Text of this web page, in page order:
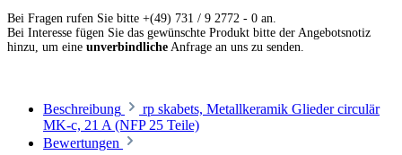
Bei Fragen rufen Sie bitte +(49) 731 / 9 2772 - 0 an.
Bei Interesse fügen Sie das gewünschte Produkt bitte der Angebotsnotiz
hinzu, um eine unverbindliche Anfrage an uns zu senden.
Beschreibung
rp skabets, Metallkeramik Glieder circulär
MK-c, 21 A (NFP 25 Teile)
Bewertungen